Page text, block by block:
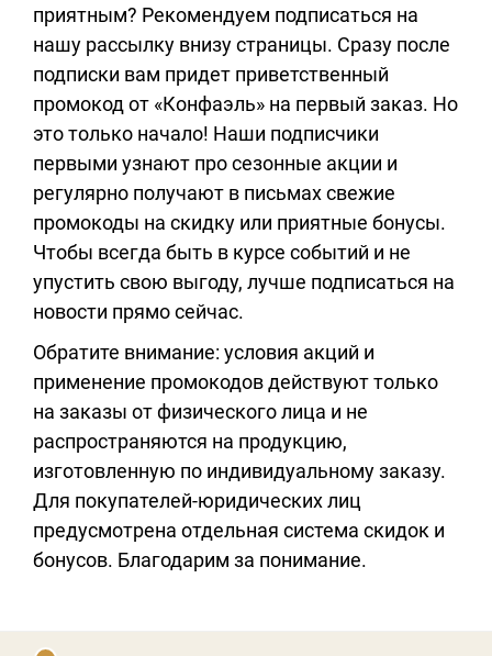
приятным? Рекомендуем подписаться на
нашу рассылку внизу страницы. Сразу после
подписки вам придет приветственный
промокод от «Конфаэль» на первый заказ. Но
это только начало! Наши подписчики
первыми узнают про сезонные акции и
регулярно получают в письмах свежие
промокоды на скидку или приятные бонусы.
Чтобы всегда быть в курсе событий и не
упустить свою выгоду, лучше подписаться на
новости прямо сейчас.
Обратите внимание: условия акций и
применение промокодов действуют только
на заказы от физического лица и не
распространяются на продукцию,
изготовленную по индивидуальному заказу.
Для покупателей-юридических лиц
предусмотрена отдельная система скидок и
бонусов. Благодарим за понимание.